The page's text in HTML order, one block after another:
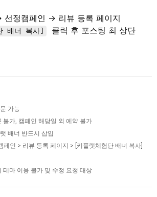
정캠페인 → 리뷰 등록 페이지
배너 복사]
클릭 후 포스팅 최 상단
가능
가, 캠페인 해당일 외 예약 불가
배너 반드시 삽입
인 > 리뷰 등록 페이지 > [키플랫체험단 배너 복사]
마 이용 불가 및 수정 요청 대상